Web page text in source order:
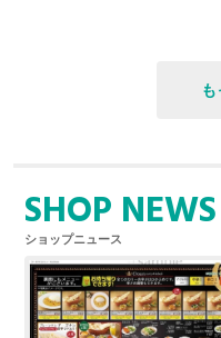
SHOP NEWS
ショップニュース